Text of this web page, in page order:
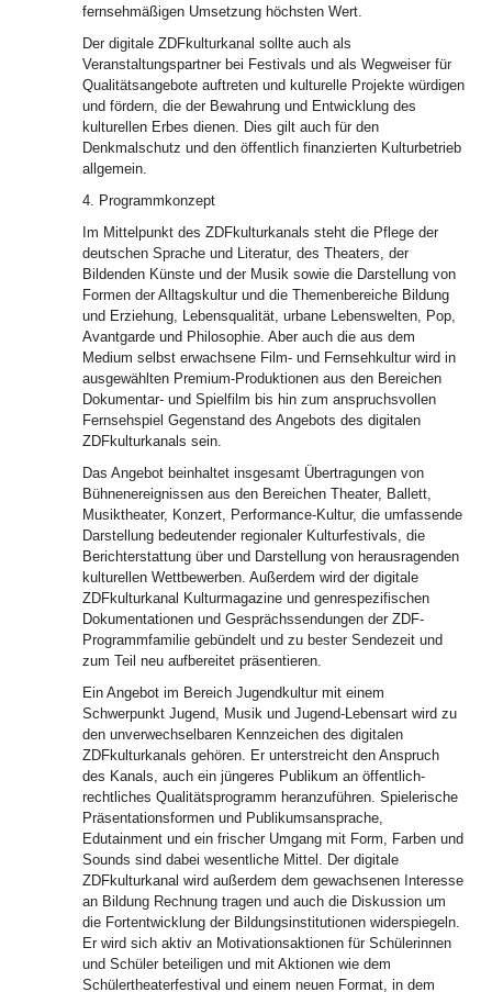
fernsehmäßigen Umsetzung höchsten Wert.
Der digitale ZDFkulturkanal sollte auch als
Veranstaltungspartner bei Festivals und als Wegweiser für
Qualitätsangebote auftreten und kulturelle Projekte würdigen
und fördern, die der Bewahrung und Entwicklung des
kulturellen Erbes dienen. Dies gilt auch für den
Denkmalschutz und den öffentlich finanzierten Kulturbetrieb
allgemein.
4. Programmkonzept
Im Mittelpunkt des ZDFkulturkanals steht die Pflege der
deutschen Sprache und Literatur, des Theaters, der
Bildenden Künste und der Musik sowie die Darstellung von
Formen der Alltagskultur und die Themenbereiche Bildung
und Erziehung, Lebensqualität, urbane Lebenswelten, Pop,
Avantgarde und Philosophie. Aber auch die aus dem
Medium selbst erwachsene Film- und Fernsehkultur wird in
ausgewählten Premium-Produktionen aus den Bereichen
Dokumentar- und Spielfilm bis hin zum anspruchsvollen
Fernsehspiel Gegenstand des Angebots des digitalen
ZDFkulturkanals sein.
Das Angebot beinhaltet insgesamt Übertragungen von
Bühnenereignissen aus den Bereichen Theater, Ballett,
Musiktheater, Konzert, Performance-Kultur, die umfassende
Darstellung bedeutender regionaler Kulturfestivals, die
Berichterstattung über und Darstellung von herausragenden
kulturellen Wettbewerben. Außerdem wird der digitale
ZDFkulturkanal Kulturmagazine und genrespezifischen
Dokumentationen und Gesprächssendungen der ZDF-
Programmfamilie gebündelt und zu bester Sendezeit und
zum Teil neu aufbereitet präsentieren.
Ein Angebot im Bereich Jugendkultur mit einem
Schwerpunkt Jugend, Musik und Jugend-Lebensart wird zu
den unverwechselbaren Kennzeichen des digitalen
ZDFkulturkanals gehören. Er unterstreicht den Anspruch
des Kanals, auch ein jüngeres Publikum an öffentlich-
rechtliches Qualitätsprogramm heranzuführen. Spielerische
Präsentationsformen und Publikumsansprache,
Edutainment und ein frischer Umgang mit Form, Farben und
Sounds sind dabei wesentliche Mittel. Der digitale
ZDFkulturkanal wird außerdem dem gewachsenen Interesse
an Bildung Rechnung tragen und auch die Diskussion um
die Fortentwicklung der Bildungsinstitutionen widerspiegeln.
Er wird sich aktiv an Motivationsaktionen für Schülerinnen
und Schüler beteiligen und mit Aktionen wie dem
Schülertheaterfestival und einem neuen Format, in dem